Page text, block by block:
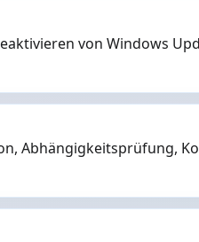
von Windows
Abhängigkeitsprüfung,